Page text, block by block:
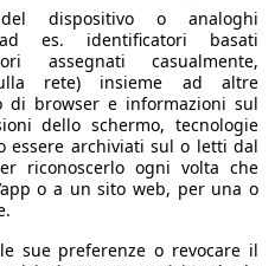
kW (150 PS)
km/h
ccm
dispositivo o analoghi
es. identificatori basati
assegnati casualmente,
rete) insieme ad altre
di browser e informazioni sul
dello schermo, tecnologie
essere archiviati sul o letti dal
riconoscerlo ogni volta che
o a un sito web, per una o
sue preferenze o revocare il